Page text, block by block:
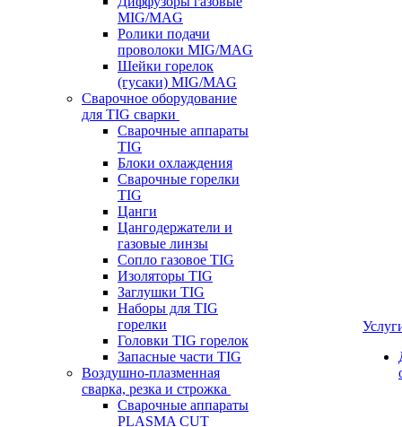
MIG/MAG
Ролики подачи
проволоки MIG/MAG
Шейки горелок
(гусаки) MIG/MAG
Сварочное оборудование
для TIG сварки
Сварочные аппараты
TIG
Блоки охлаждения
Сварочные горелки
TIG
Цанги
Цангодержатели и
газовые линзы
Сопло газовое TIG
Изоляторы TIG
Заглушки TIG
Наборы для TIG
горелки
Головки TIG горелок
Запасные части TIG
Воздушно-плазменная
сварка, резка и строжка
Сварочные аппараты
PLASMA CUT